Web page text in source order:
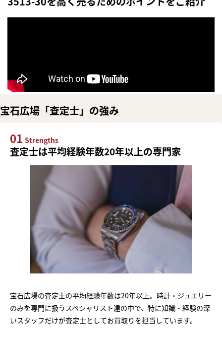
宝石広場「査定士」の強み
01 Strengths
査定士は平均経験年数20年以上の専門家
宝石広場の査定士の平均経験年数は20年以上。時計・ジュエリー
のみを専門に扱うスペシャリスト達の中で、特に知識・経験の深
いスタッフだけが査定士としてお買取りを担当しています。